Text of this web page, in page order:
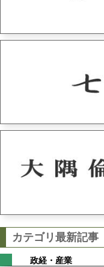
カテゴリ最新記事
政経・産業